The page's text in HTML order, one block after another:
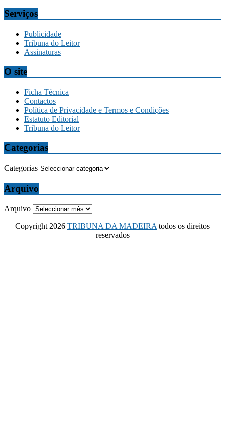
Serviços
Publicidade
Tribuna do Leitor
Assinaturas
O site
Ficha Técnica
Contactos
Política de Privacidade e Termos e Condições
Estatuto Editorial
Tribuna do Leitor
Categorias
Categorias
Arquivo
Arquivo
Copyright 2026 TRIBUNA DA MADEIRA todos os direitos
reservados